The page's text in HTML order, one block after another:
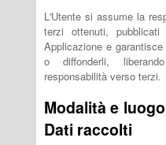
L'Utente si assume la
terzi ottenuti,
Applicazione e
o diffonderli,
responsabilità verso terzi.
Modalità e
Dati raccolti